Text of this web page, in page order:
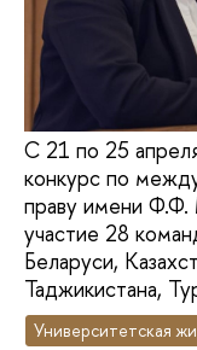
С 21 по 25
конкурс по
праву имени Ф.Ф.
участие 28
Беларуси,
Таджикистана,
Университетская